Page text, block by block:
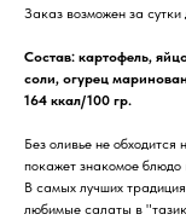
Заказ возможен за
Состав: картофель,
соли, огурец
164 ккал/100 гр.
Без оливье не
покажет знакомое блюдо
В самых лучших
любимые салаты в